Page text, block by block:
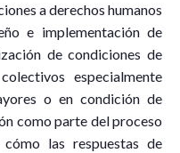
a derechos humanos
e implementación de
de condiciones de
especialmente
o en condición de
como parte del proceso
las respuestas de